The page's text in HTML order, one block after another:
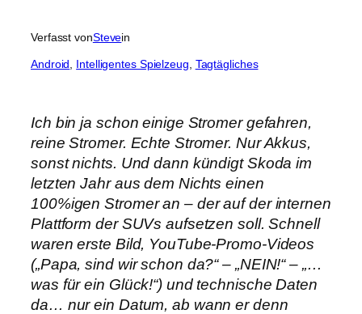
Verfasst vonStevein
Android Intelligentes Spielzeug Tagtägliches
Ich bin ja schon einige Stromer gefahren,
reine Stromer. Echte Stromer. Nur Akkus,
sonst nichts. Und dann kündigt Skoda im
letzten Jahr aus dem Nichts einen
100%igen Stromer an – der auf der internen
Plattform der SUVs aufsetzen soll. Schnell
waren erste Bild, YouTube-Promo-Videos
(„Papa, sind wir schon da?“ – „NEIN!“ – „…
was für ein Glück!“) und technische Daten
da… nur ein Datum, ab wann er denn